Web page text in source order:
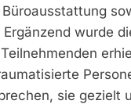
wurde
sie gezielt